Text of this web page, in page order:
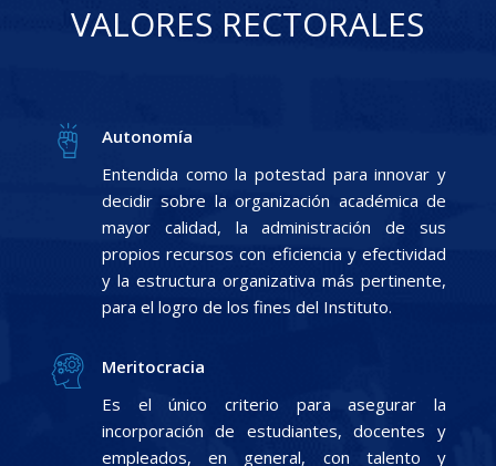
VALORES RECTORALES
Autonomía
Entendida como la potestad para innovar y
decidir sobre la organización académica de
mayor calidad, la administración de sus
propios recursos con eficiencia y efectividad
y la estructura organizativa más pertinente,
para el logro de los fines del Instituto.
Meritocracia
Es el único criterio para asegurar la
incorporación de estudiantes, docentes y
empleados, en general, con talento y